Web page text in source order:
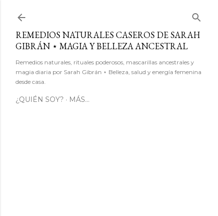
REMEDIOS NATURALES CASEROS DE SARAH
GIBRÁN ⋆ MAGIA Y BELLEZA ANCESTRAL
Remedios naturales, rituales poderosos, mascarillas ancestrales y
magia diaria por Sarah Gibrán ⋆ Belleza, salud y energía femenina
desde casa.
¿QUIÉN SOY? MÁS…